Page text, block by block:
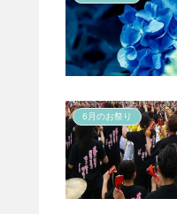
6月のお祭り